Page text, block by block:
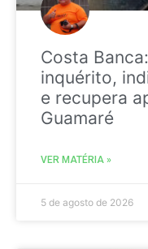
Costa
inquérito,
e recupera
Guamaré
VER MATÉRIA »
5 de agosto de 2026